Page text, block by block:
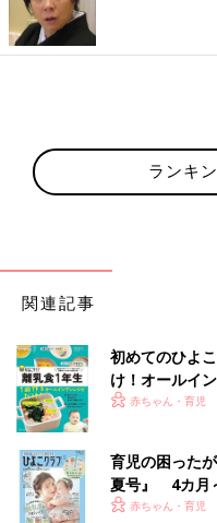
ランキ
関連記事
初めてのひよ
け！オールイ
赤ちゃん・育児
育児の困った
夏号』 4カ月
いっぱい！
赤ちゃん・育児